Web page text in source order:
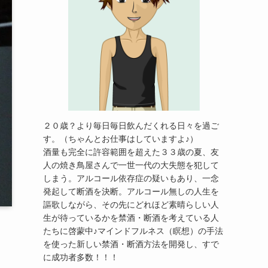
２０歳？より毎日毎日飲んだくれる日々を過ご
す。（ちゃんとお仕事はしていますよ♪）
酒量も完全に許容範囲を超えた３３歳の夏、友
人の焼き鳥屋さんで一世一代の大失態を犯して
しまう。アルコール依存症の疑いもあり、一念
発起して断酒を決断。アルコール無しの人生を
謳歌しながら、その先にどれほど素晴らしい人
生が待っているかを禁酒・断酒を考えている人
たちに啓蒙中♪マインドフルネス（瞑想）の手法
を使った新しい禁酒・断酒方法を開発し、すで
に成功者多数！！！